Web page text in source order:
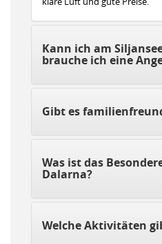
Kann ich am
brauche ich eine
Gibt es
Was ist das
Dalarna?
Welche Aktivitäten